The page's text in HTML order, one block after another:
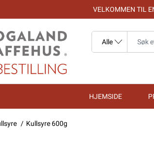
VELKOMMEN TIL
HJEMSIDE
Kullsyre 600g